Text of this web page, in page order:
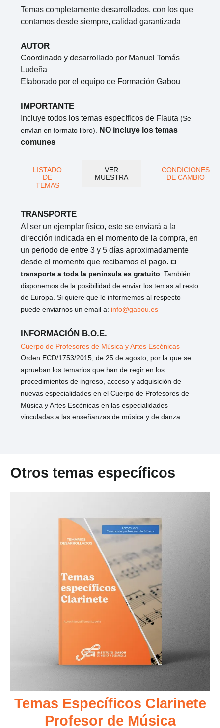
Temas completamente desarrollados, con los que
contamos desde siempre, calidad garantizada
AUTOR
Coordinado y desarrollado por Manuel Tomás
Ludeña
Elaborado por el equipo de Formación Gabou
IMPORTANTE
Incluye todos los temas específicos de Flauta (Se
envían en formato libro).
NO incluye los temas
comunes
LISTADO
DE
TEMAS
VER
MUESTRA
CONDICIONES
DE CAMBIO
TRANSPORTE
Al ser un ejemplar físico, este se enviará a la
dirección indicada en el momento de la compra, en
un periodo de entre 3 y 5 días aproximadamente
desde el momento que recibamos el pago. El
transporte a toda la península es gratuito . También
disponemos de la posibilidad de enviar los temas al resto
de Europa. Si quiere que le informemos al respecto
puede enviarnos un email a: info@gabou.es
INFORMACIÓN B.O.E.
Cuerpo de Profesores de Música y Artes Escénicas
Orden ECD/1753/2015, de 25 de agosto, por la que se
aprueban los temarios que han de regir en los
procedimientos de ingreso, acceso y adquisición de
nuevas especialidades en el Cuerpo de Profesores de
Música y Artes Escénicas en las especialidades
vinculadas a las enseñanzas de música y de danza.
Otros temas específicos
Temas Específicos Clarinete
Profesor de Música